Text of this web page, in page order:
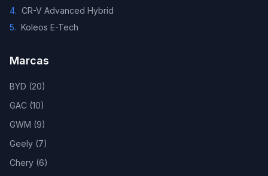
4. CR-V Advanced Hybrid
5. Koleos E-Tech
Marcas
BYD (20)
GAC (10)
GWM (9)
Geely (7)
Chery (6)